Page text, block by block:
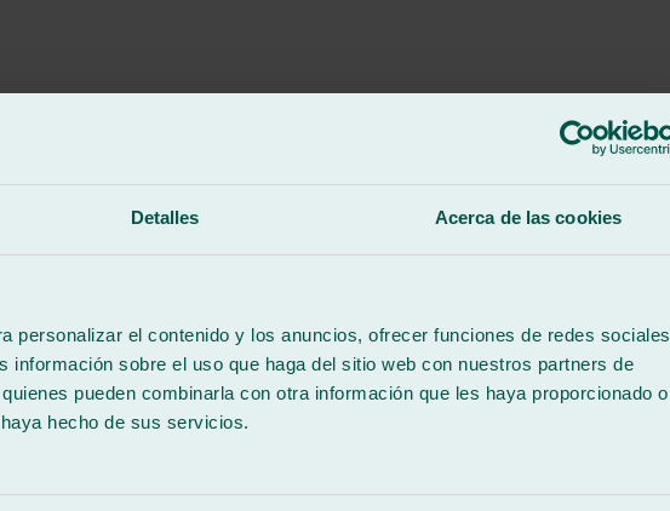
Detalles Acerca de las cookies
personalizar el contenido y los anuncios, ofrecer funciones de redes sociales
información sobre el uso que haga del sitio web con nuestros partners de
pueden combinarla con otra información que les haya proporcionado o
hecho de sus servicios.